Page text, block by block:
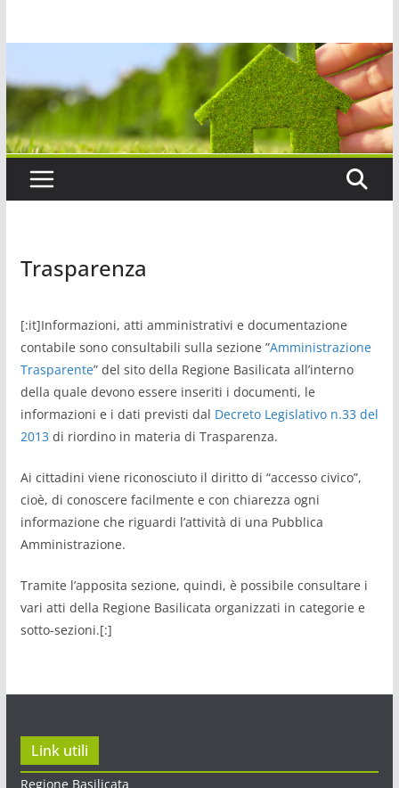
Trasparenza
[:it]Informazioni, atti amministrativi e documentazione
contabile sono consultabili sulla sezione ”Amministrazione
Trasparente” del sito della Regione Basilicata all’interno
della quale devono essere inseriti i documenti, le
informazioni e i dati previsti dal Decreto Legislativo n.33 del
2013 di riordino in materia di Trasparenza.
Ai cittadini viene riconosciuto il diritto di “accesso civico”,
cioè, di conoscere facilmente e con chiarezza ogni
informazione che riguardi l’attività di una Pubblica
Amministrazione.
Tramite l’apposita sezione, quindi, è possibile consultare i
vari atti della Regione Basilicata organizzati in categorie e
sotto-sezioni.[:]
Link utili
Regione Basilicata